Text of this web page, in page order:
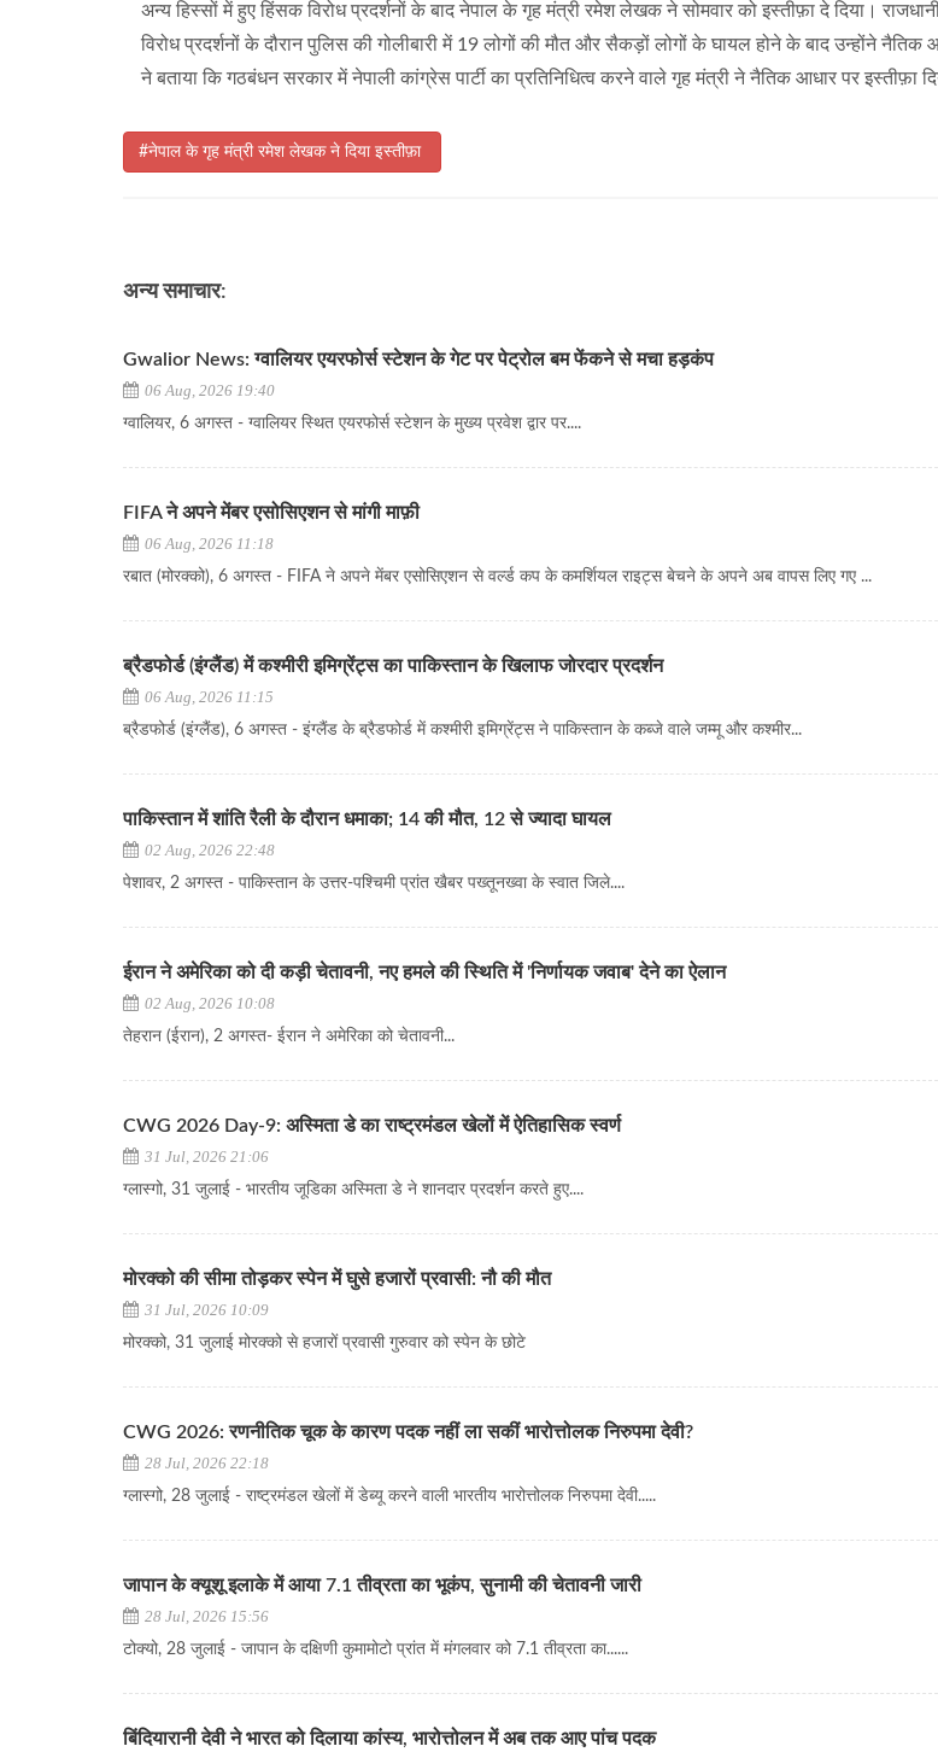
अन्य हिस्सों में हुए हिंसक विरोध प्रदर्शनों के बाद नेपाल के गृह मंत्री रमेश लेखक ने सोमवार को इस्तीफ़ा दे दिया।
विरोध प्रदर्शनों के दौरान पुलिस की गोलीबारी में 19 लोगों की मौत और सैकड़ों लोगों के घायल होने के बाद उन्होंने नैतिक
ने बताया कि गठबंधन सरकार में नेपाली कांग्रेस पार्टी का प्रतिनिधित्व करने वाले गृह मंत्री ने नैतिक आधार पर इस्तीफ़ा
#नेपाल के गृह मंत्री रमेश लेखक ने दिया इस्तीफ़ा
अन्य समाचार:
Gwalior News: ग्वालियर एयरफोर्स स्टेशन के गेट पर पेट्रोल बम फेंकने से मचा हड़कंप
06 Aug, 2026 19:40
ग्वालियर, 6 अगस्त - ग्वालियर स्थित एयरफोर्स स्टेशन के मुख्य प्रवेश द्वार पर....
FIFA ने अपने मेंबर एसोसिएशन से मांगी माफ़ी
06 Aug, 2026 11:18
रबात (मोरक्को), 6 अगस्त - FIFA ने अपने मेंबर एसोसिएशन से वर्ल्ड कप के कमर्शियल राइट्स बेचने के अपने अब वापस लिए गए ...
ब्रैडफोर्ड (इंग्लैंड) में कश्मीरी इमिग्रेंट्स का पाकिस्तान के खिलाफ जोरदार प्रदर्शन
06 Aug, 2026 11:15
ब्रैडफोर्ड (इंग्लैंड), 6 अगस्त - इंग्लैंड के ब्रैडफोर्ड में कश्मीरी इमिग्रेंट्स ने पाकिस्तान के कब्जे वाले जम्मू और कश्मीर...
पाकिस्तान में शांति रैली के दौरान धमाका; 14 की मौत, 12 से ज्यादा घायल
02 Aug, 2026 22:48
पेशावर, 2 अगस्त - पाकिस्तान के उत्तर-पश्चिमी प्रांत खैबर पख्तूनख्वा के स्वात जिले....
ईरान ने अमेरिका को दी कड़ी चेतावनी, नए हमले की स्थिति में 'निर्णायक जवाब' देने का ऐलान
02 Aug, 2026 10:08
​​​​​​​तेहरान (ईरान), 2 अगस्त- ईरान ने अमेरिका को चेतावनी...
CWG 2026 Day-9: अस्मिता डे का राष्ट्रमंडल खेलों में ऐतिहासिक स्वर्ण
31 Jul, 2026 21:06
ग्लास्गो, 31 जुलाई - भारतीय जूडिका अस्मिता डे ने शानदार प्रदर्शन करते हुए....
मोरक्को की सीमा तोड़कर स्पेन में घुसे हजारों प्रवासी: नौ की मौत
31 Jul, 2026 10:09
मोरक्को, 31 जुलाई मोरक्को से हजारों प्रवासी गुरुवार को स्पेन के छोटे
CWG 2026: रणनीतिक चूक के कारण पदक नहीं ला सकीं भारोत्तोलक निरुपमा देवी?
28 Jul, 2026 22:18
ग्लास्गो, 28 जुलाई - राष्ट्रमंडल खेलों में डेब्यू करने वाली भारतीय भारोत्तोलक निरुपमा देवी.....
जापान के क्यूशू इलाके में आया 7.1 तीव्रता का भूकंप, सुनामी की चेतावनी जारी
28 Jul, 2026 15:56
टोक्यो, 28 जुलाई - जापान के दक्षिणी कुमामोटो प्रांत में मंगलवार को 7.1 तीव्रता का......
बिंदियारानी देवी ने भारत को दिलाया कांस्य, भारोत्तोलन में अब तक आए पांच पदक